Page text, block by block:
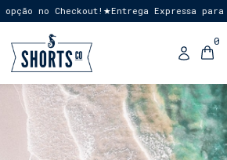
no Checkout!★Entrega Expressa para
0